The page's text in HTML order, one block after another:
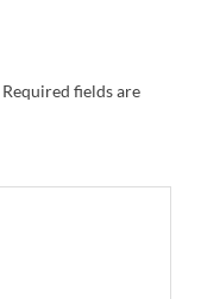
Required fields are